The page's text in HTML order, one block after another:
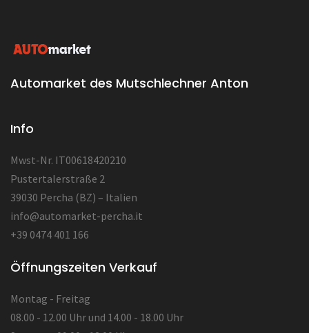
Automarket des Mutschlechner Anton
Info
Mwst-Nr. IT00618420210
Pustertalerstraße 2
39030 Percha (BZ) – Italien
info@automarket-percha.it
+39 0474 401 166
Öffnungszeiten Verkauf
Montag - Freitag
08.00 - 12.00 Uhr und 14.00 - 18.00 Uhr